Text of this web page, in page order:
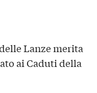
Lanze merita
ai Caduti della